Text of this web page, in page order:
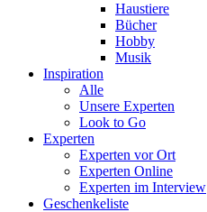
Haustiere
Bücher
Hobby
Musik
Inspiration
Alle
Unsere Experten
Look to Go
Experten
Experten vor Ort
Experten Online
Experten im Interview
Geschenkeliste